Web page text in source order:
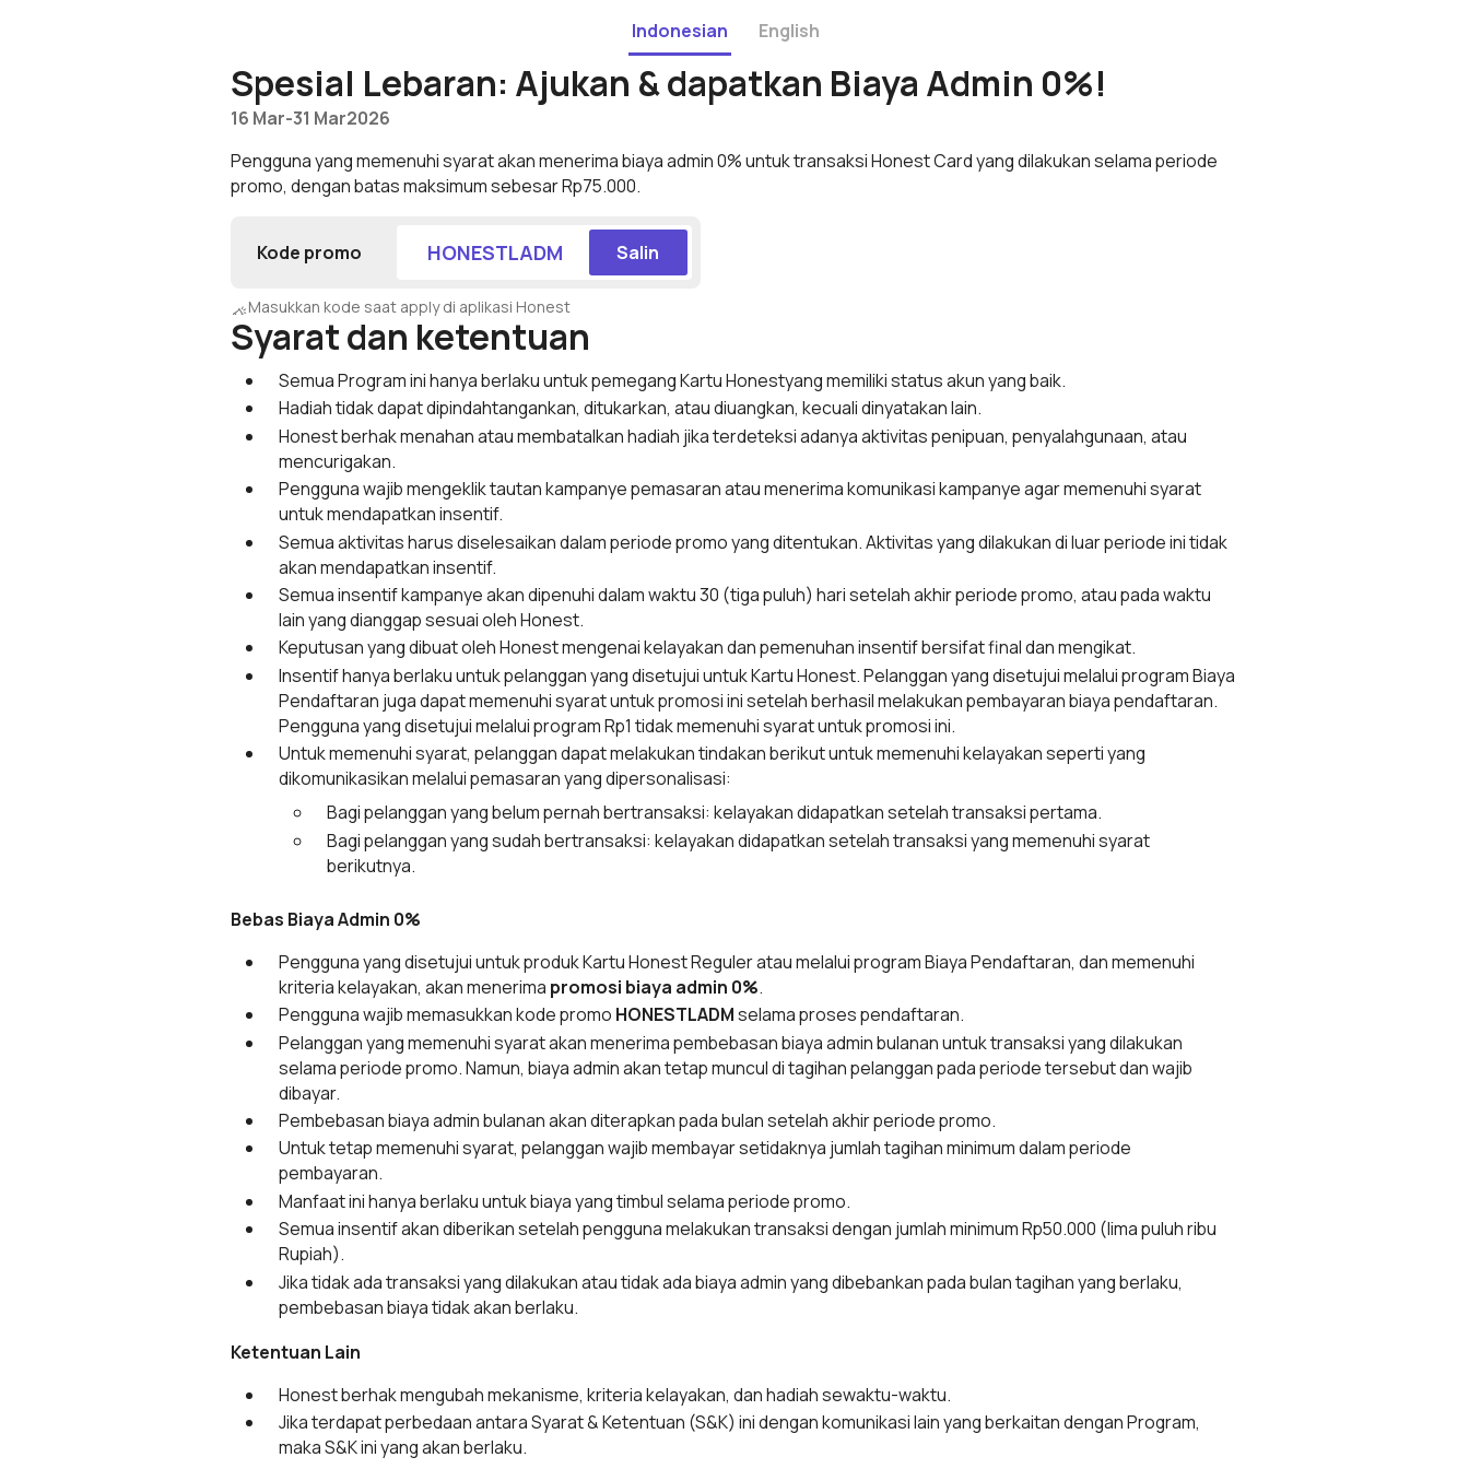
Indonesian English
Spesial Lebaran: Ajukan & dapatkan Biaya Admin 0%!
16 Mar-31 Mar2026
Pengguna yang memenuhi syarat akan menerima biaya admin 0% untuk transaksi Honest Card yang dilakukan selama periode
promo, dengan batas maksimum sebesar Rp75.000.
Kode promo HONESTLADM Salin
Masukkan kode saat apply di aplikasi Honest
Syarat dan ketentuan
Semua Program ini hanya berlaku untuk pemegang Kartu Honestyang memiliki status akun yang baik.
Hadiah tidak dapat dipindahtangankan, ditukarkan, atau diuangkan, kecuali dinyatakan lain.
Honest berhak menahan atau membatalkan hadiah jika terdeteksi adanya aktivitas penipuan, penyalahgunaan, atau
mencurigakan.
Pengguna wajib mengeklik tautan kampanye pemasaran atau menerima komunikasi kampanye agar memenuhi syarat
untuk mendapatkan insentif.
Semua aktivitas harus diselesaikan dalam periode promo yang ditentukan. Aktivitas yang dilakukan di luar periode ini tidak
akan mendapatkan insentif.
Semua insentif kampanye akan dipenuhi dalam waktu 30 (tiga puluh) hari setelah akhir periode promo, atau pada waktu
lain yang dianggap sesuai oleh Honest.
Keputusan yang dibuat oleh Honest mengenai kelayakan dan pemenuhan insentif bersifat final dan mengikat.
Insentif hanya berlaku untuk pelanggan yang disetujui untuk Kartu Honest. Pelanggan yang disetujui melalui program Biaya
Pendaftaran juga dapat memenuhi syarat untuk promosi ini setelah berhasil melakukan pembayaran biaya pendaftaran.
Pengguna yang disetujui melalui program Rp1 tidak memenuhi syarat untuk promosi ini.
Untuk memenuhi syarat, pelanggan dapat melakukan tindakan berikut untuk memenuhi kelayakan seperti yang
dikomunikasikan melalui pemasaran yang dipersonalisasi:
Bagi pelanggan yang belum pernah bertransaksi: kelayakan didapatkan setelah transaksi pertama.
Bagi pelanggan yang sudah bertransaksi: kelayakan didapatkan setelah transaksi yang memenuhi syarat
berikutnya.
Bebas Biaya Admin 0%
Pengguna yang disetujui untuk produk Kartu Honest Reguler atau melalui program Biaya Pendaftaran, dan memenuhi
kriteria kelayakan, akan menerima promosi biaya admin 0%.
Pengguna wajib memasukkan kode promo HONESTLADMselama proses pendaftaran.
Pelanggan yang memenuhi syarat akan menerima pembebasan biaya admin bulanan untuk transaksi yang dilakukan
selama periode promo. Namun, biaya admin akan tetap muncul di tagihan pelanggan pada periode tersebut dan wajib
dibayar.
Pembebasan biaya admin bulanan akan diterapkan pada bulan setelah akhir periode promo.
Untuk tetap memenuhi syarat, pelanggan wajib membayar setidaknya jumlah tagihan minimum dalam periode
pembayaran.
Manfaat ini hanya berlaku untuk biaya yang timbul selama periode promo.
Semua insentif akan diberikan setelah pengguna melakukan transaksi dengan jumlah minimum Rp50.000 (lima puluh ribu
Rupiah).
Jika tidak ada transaksi yang dilakukan atau tidak ada biaya admin yang dibebankan pada bulan tagihan yang berlaku,
pembebasan biaya tidak akan berlaku.
Ketentuan Lain
Honest berhak mengubah mekanisme, kriteria kelayakan, dan hadiah sewaktu-waktu.
Jika terdapat perbedaan antara Syarat & Ketentuan (S&K) ini dengan komunikasi lain yang berkaitan dengan Program,
maka S&K ini yang akan berlaku.